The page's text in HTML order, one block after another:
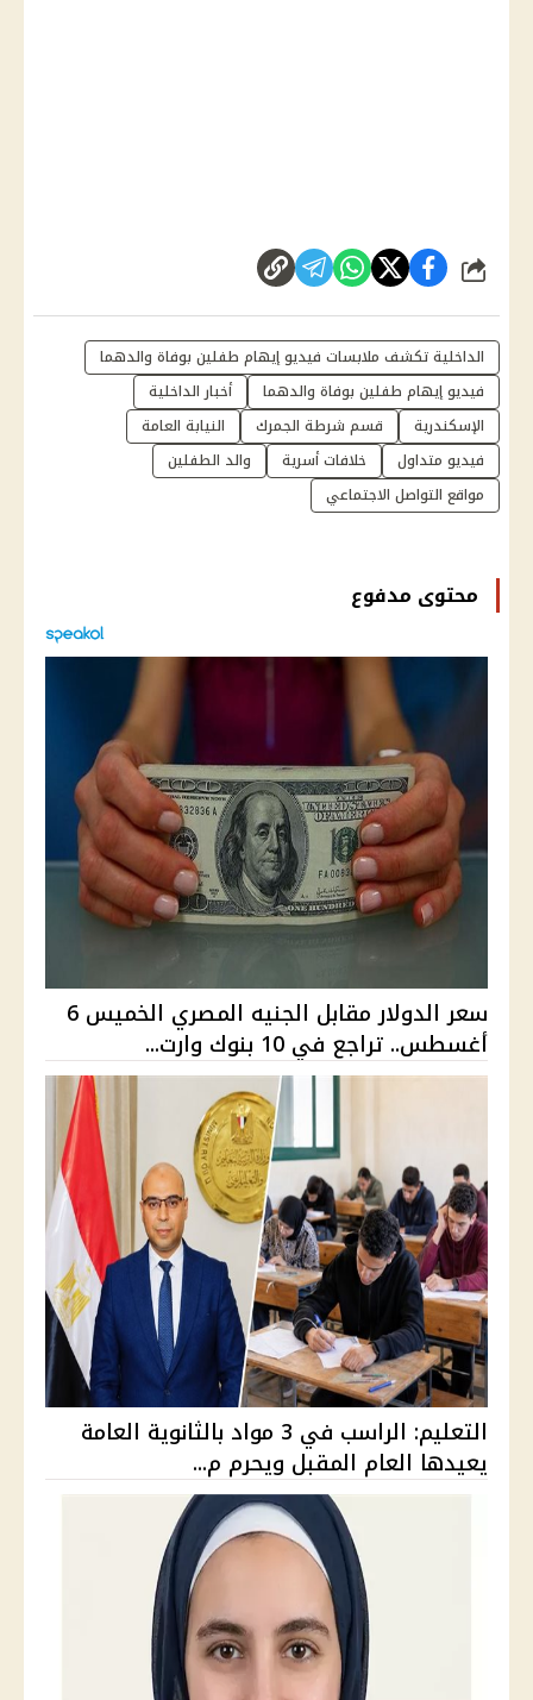
شارك
الداخلية تكشف ملابسات فيديو إيهام طفلين بوفاة والدهما
فيديو إيهام طفلين بوفاة والدهما
أخبار الداخلية
الإسكندرية
قسم شرطة الجمرك
النيابة العامة
فيديو متداول
خلافات أسرية
والد الطفلين
مواقع التواصل الاجتماعي
محتوى مدفوع
سعر الدولار مقابل الجنيه المصري الخميس 6
أغسطس.. تراجع في 10 بنوك وارت...
التعليم: الراسب في 3 مواد بالثانوية العامة
يعيدها العام المقبل ويحرم م...